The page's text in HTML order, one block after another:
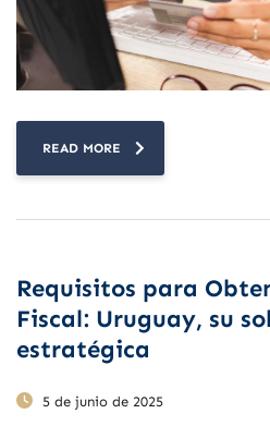
READ MORE
Requisitos para
Fiscal: Uruguay, su
estratégica
5 de junio de 2025